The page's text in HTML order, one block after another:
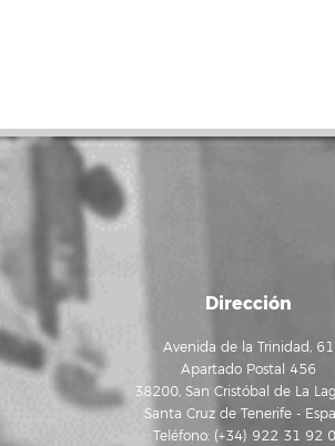
Dirección
Avenida de la Trinidad, 61
Apartado Postal 456
38200, San Cristóbal de La
Santa Cruz de Tenerife -
Teléfono: (+34) 922 31 92